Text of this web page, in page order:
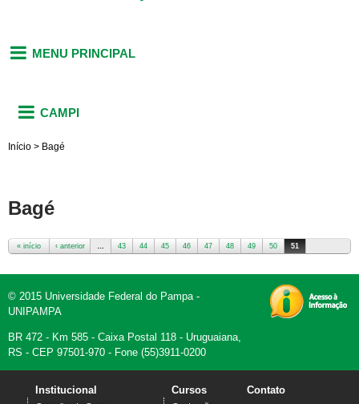
MENU PRINCIPAL
CAMPI
Início > Bagé
Bagé
« início ‹ anterior … 43 44 45 46 47 48 49 50 51
© 2015 Universidade Federal do Pampa -
UNIPAMPA
BR 472 - Km 585 - Caixa Postal 118 - Uruguaiana,
RS - CEP 97501-970 - Fone (55)3911-0200
Institucional Cursos Contato